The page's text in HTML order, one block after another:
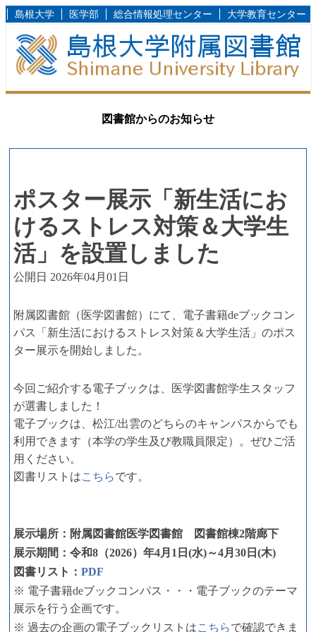
島根大学 医学部 総合情報処理センター 大学教育センター
図書館からのお知らせ
ポスター展示「新生活にお
けるストレス対策＆大学生
活」を設置しました
公開日 2026年04月01日
附属図書館（医学図書館）にて、電子書籍deブックコン
パス「新生活におけるストレス対策＆大学生活」のポス
ター展示を開始しました。
今回ご紹介する電子ブックは、医学図書館学生スタッフ
が選書しました！
電子ブックは、松江/出雲のどちらのキャンパスからでも
利用できます（本学の学生及び教職員限定）。ぜひご活
用ください。
図書リストはこちらです。
展示場所：附属図書館医学図書館 図書館棟2階廊下
展示期間：令和8（2026）年4月1日(水)～4月30日(木)
図書リスト： PDF
※ 電子書籍deブックコンパス・・・電子ブックのテーマ
展示を行う企画です。
※ 過去の企画の電子ブックリストはこちらで確認できま